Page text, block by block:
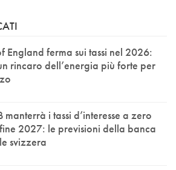
England ferma sui tassi nel 2026:
rincaro dell’energia più forte per
manterrà i tassi d’interesse a zero
2027: le previsioni della banca
svizzera